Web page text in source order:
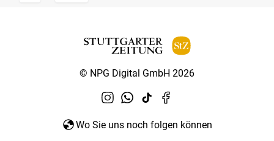
© NPG Digital GmbH 2026
Wo Sie uns noch folgen können